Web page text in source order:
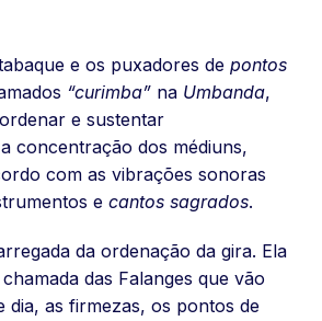
e os puxadores de pontos
“curimba” na Umbanda,
e sustentar
concentração dos médiuns,
com as vibrações sonoras
e cantos sagrados.
da ordenação da gira. Ela
das Falanges que vão
dia, as firmezas, os pontos de